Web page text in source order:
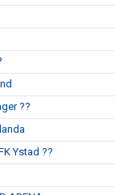
??
Ystad ??